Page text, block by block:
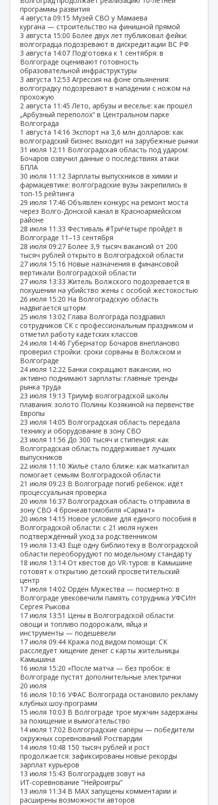
программы развития
4 августа 09:15 Музей СВО у Мамаева
кургана — строительство на финишной прямой
3 августа 15:00 Более двух лет публиковал фейки:
волгоградца подозревают в дискредитации ВС РФ
3 августа 14:07 Подготовка к 1 сентября: в
Волгограде оценивают готовность
образовательной инфраструктуры
3 августа 12:53 Агрессия на фоне опьянения:
волгоградку подозревают в нападении с ножом на
прохожую
2 августа 11:45 Лето, арбузы и веселье: как прошёл
„Арбузный переполох“ в Центральном парке
Волгограда
1 августа 14:16 Экспорт на 3,6 млн долларов: как
волгоградский бизнес выходит на зарубежные рынки
31 июля 12:11 Волгоградская область под ударом:
Бочаров озвучил данные о последствиях атаки
БПЛА
30 июля 11:12 Зарплаты выпускников в химии и
фармацевтике: волгоградские вузы закрепились в
топ‑15 рейтинга
29 июля 17:46 Объявлен конкурс на ремонт моста
через Волго‑Донской канал в Красноармейском
районе
28 июля 11:33 Фестиваль #ТриЧетыре пройдёт в
Волгограде 11–13 сентября
28 июля 09:27 Более 3,9 тысяч вакансий от 200
тысяч рублей открыто в Волгоградской области
27 июля 15:16 Новые назначения в финансовой
вертикали Волгоградской области
27 июля 13:33 Житель Волжского подозревается в
покушении на убийство жены с особой жестокостью
26 июля 15:20 На Волгоградскую область
надвигается шторм
25 июля 13:02 Глава Волгограда поздравил
сотрудников СК с профессиональным праздником и
отметил работу кадетских классов
24 июля 14:46 Губернатор Бочаров внепланово
проверил стройки: сроки сорваны в Волжском и
Волгограде
24 июля 12:22 Банки сокращают вакансии, но
активно поднимают зарплаты: главные тренды
рынка труда
23 июля 19:13 Триумф волгоградской школы
плавания: золото Полины Козякиной на первенстве
Европы
23 июля 14:05 Волгоградская область передала
технику и оборудование в зону СВО
23 июля 11:56 До 300 тысяч и стипендия: как
Волгоградская область поддерживает лучших
выпускников
22 июля 11:10 Жильё стало ближе: как маткапитал
помогает семьям Волгоградской области
21 июля 09:23 В Волгограде погиб ребёнок: идёт
процессуальная проверка
20 июля 16:37 Волгоградская область отправила в
зону СВО 4 бронеавтомобиля «Сармат»
20 июля 14:15 Новое условие для единого пособия в
Волгоградской области: с 21 июля нужен
подтверждённый уход за родственником
19 июля 13:43 Ещё одну библиотеку в Волгоградской
области переоборудуют по модельному стандарту
18 июля 13:14 От квестов до VR‑туров: в Камышине
готовят к открытию детский просветительский
центр
17 июля 14:02 Орден Мужества — посмертно: в
Волгограде увековечили память сотрудника УФСИН
Сергея Рыкова
17 июля 13:51 Цены в Волгоградской области:
овощи и топливо подорожали, яйца и
инструменты — подешевели
17 июля 09:44 Кража под видом помощи: СК
расследует хищение денег с карты жительницы
Камышина
16 июля 15:20 «После матча — без пробок: в
Волгограде пустят дополнительные электрички
20 июля
16 июля 10:16 УФАС Волгограда остановило рекламу
клубных шоу‑программ
15 июля 10:03 В Волгограде трое мужчин задержаны
за похищение и вымогательство
14 июля 17:02 Волгоградские сапёры — победители
окружных соревнований Росгвардии
14 июля 10:48 150 тысяч рублей и рост
продолжается: зафиксированы новые рекорды
зарплат курьеров
13 июля 15:43 Волгоградцев зовут на
ИТ‑соревнование “Нейроигры”
13 июля 11:34 В МАХ запущены комментарии и
расширены возможности авторов